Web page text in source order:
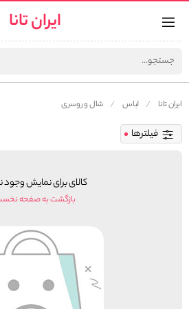
ایران تانا
ایران تانا لباس شال و روسری
فیلترها
کالای برای نمایش وجود
بازگشت به صفحه